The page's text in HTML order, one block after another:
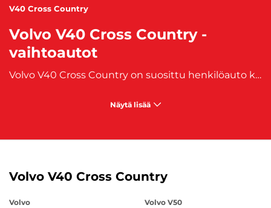
V40 Cross Country
Volvo V40 Cross Country -
vaihtoautot
Volvo V40 Cross Country on suosittu henkilöauto korotetulla maavaralla. V40 Cross Country, jos haluat nauttia V40 laadukkaista, Volvolle tyypillisistä ominaisuuksista, korotetulla maavaralla. Vähäpäästöinen Volvo V40 Cross Country vaihtoauto on sisarmallinsa
Näytä lisää
Volvo V40 Cross Country
Volvo
Volvo V50